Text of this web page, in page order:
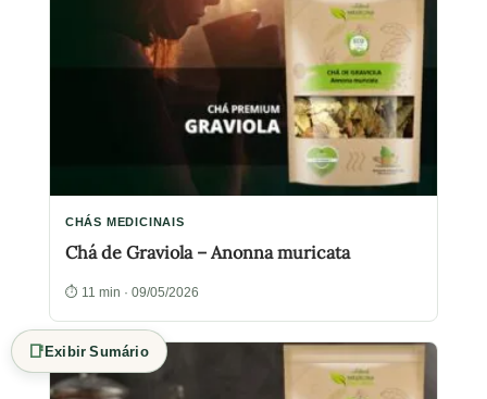
CHÁS MEDICINAIS
Chá de Graviola – Anonna muricata
⏱ 11 min · 09/05/2026
📑Exibir Sumário